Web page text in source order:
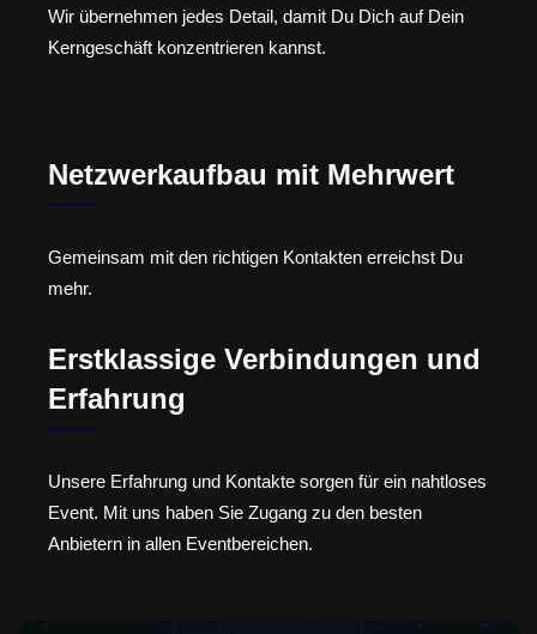
Wir übernehmen jedes Detail, damit Du Dich auf Dein
Kerngeschäft konzentrieren kannst.
Netzwerkaufbau mit Mehrwert
Gemeinsam mit den richtigen Kontakten erreichst Du
mehr.
Erstklassige Verbindungen und
Erfahrung
Unsere Erfahrung und Kontakte sorgen für ein nahtloses
Event. Mit uns haben Sie Zugang zu den besten
Anbietern in allen Eventbereichen.